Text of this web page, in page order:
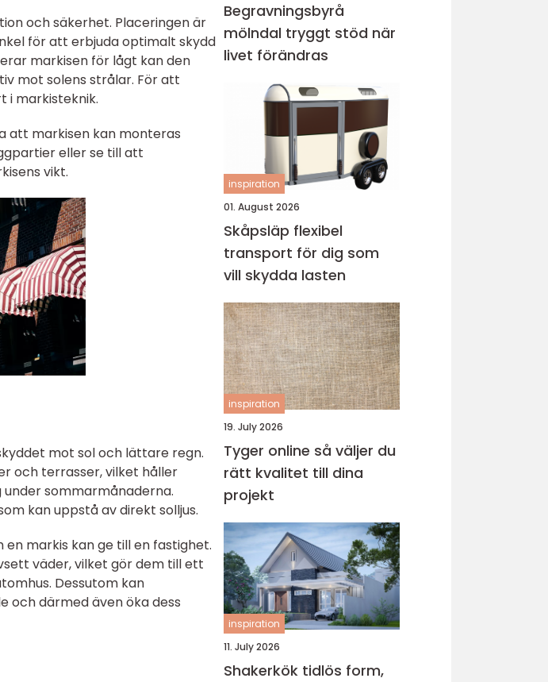
och säkerhet. Placeringen är
för att erbjuda optimalt skydd
markisen för lågt kan den
mot solens strålar. För att
i markisteknik.
att markisen kan monteras
eller se till att
vikt.
mot sol och lättare regn.
och terrasser, vilket håller
sommarmånaderna.
kan uppstå av direkt solljus.
markis kan ge till en fastighet.
väder, vilket gör dem till ett
Dessutom kan
och därmed även öka dess
Begravningsbyrå
mölndal tryggt stöd när
livet förändras
inspiration
01. August 2026
Skåpsläp flexibel
transport för dig som
vill skydda lasten
inspiration
19. July 2026
Tyger online så väljer du
rätt kvalitet till dina
projekt
inspiration
11. July 2026
Shakerkök tidlös form,